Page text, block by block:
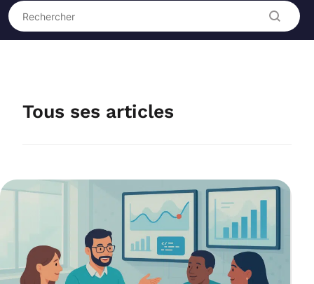
Recherche
Rechercher
Tous ses articles